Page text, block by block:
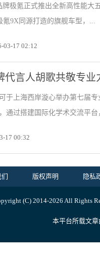
牌极氪正式推出全新高性能大
氪9X同源打造的旗舰车型，...
03-17 02:12
代言人胡歌共敬专
于上海西岸漩心举办第七届
通过搭建国际化学术交流平
17 00:32
版权声明 隐私
(C) 2014-2026 All Rights
本平台所载文章